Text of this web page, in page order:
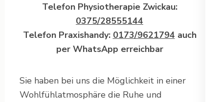
Telefon Physiotherapie Zwickau:
0375/28555144
Telefon Praxishandy: 0173/9621794 auch
per WhatsApp erreichbar
Sie haben bei uns die Möglichkeit in einer
Wohlfühlatmosphäre die Ruhe und